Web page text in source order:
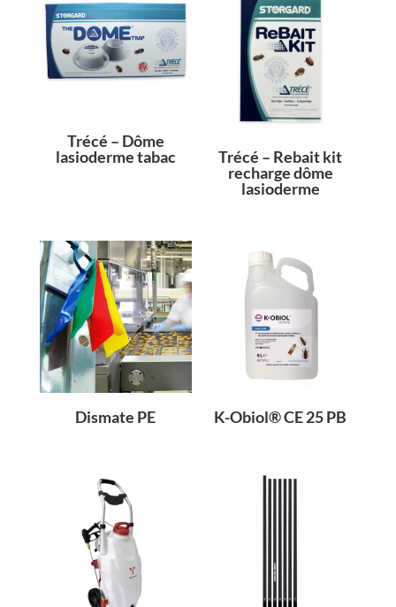
Trécé – Dôme
lasioderme tabac
Trécé – Rebait kit
recharge dôme
lasioderme
Dismate PE K-Obiol® CE 25 PB